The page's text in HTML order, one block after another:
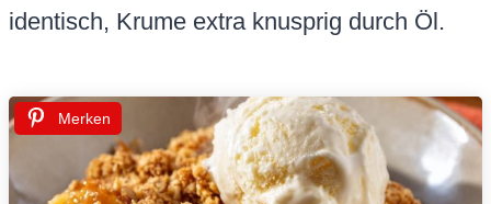
identisch, Krume extra knusprig durch Öl.
Merken